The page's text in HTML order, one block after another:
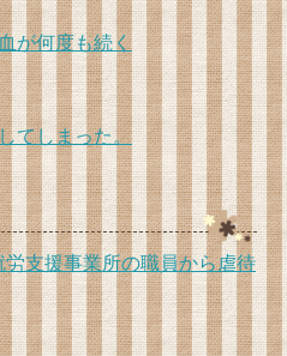
が何度も続く
てしまった。
支援事業所の職員から虐待